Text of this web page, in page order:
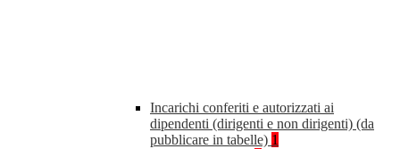
Incarichi conferiti e autorizzati ai
dipendenti (dirigenti e non dirigenti) (da
pubblicare in tabelle) 1